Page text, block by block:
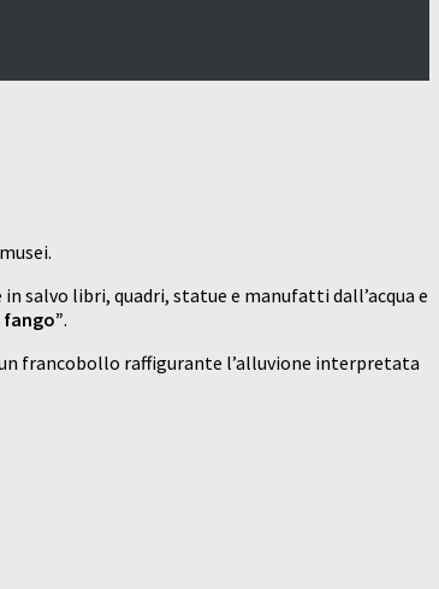
salvo libri, quadri, statue e manufatti dall’acqua e
fango”.
francobollo raffigurante l’alluvione interpretata